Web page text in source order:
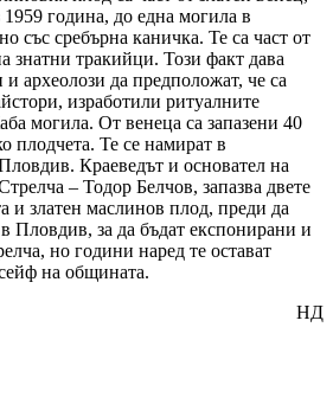
година, до една могила в
със сребърна каничка. Те са част от
знатни тракийци. Този факт дава
археолози да предположат, че са
изработили ритуалните
могила. От венеца са запазени 40
плодчета. Те се намират в
Краеведът и основател на
– Тодор Белчов, запазва двете
и златен маслинов плод, преди да
Пловдив, за да бъдат експонирани и
но години наред те остават
на общината.
НД